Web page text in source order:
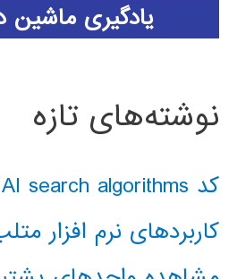
یادگیری ماشین
نوشته‌های تازه
کد classical AI search algorithms
کاربردهای نرم افزار